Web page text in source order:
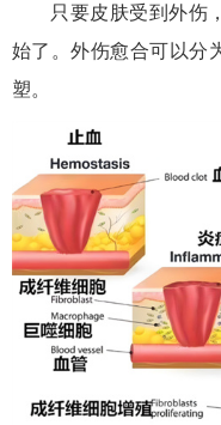
只要皮肤受到外伤
始了。外伤愈合可以分
塑。